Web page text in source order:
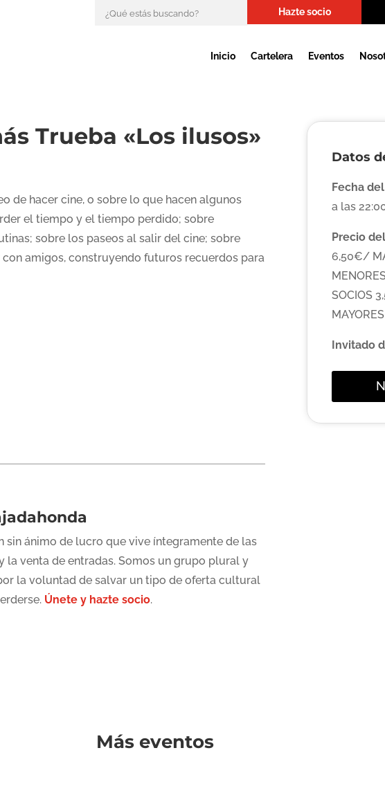
Hazte socio
Inicio Cartelera Eventos
Trueba «Los ilusos»
de hacer cine, o sobre lo que hacen algunos
el tiempo y el tiempo perdido; sobre
sobre los paseos al salir del cine; sobre
amigos, construyendo futuros recuerdos para
Datos
Fecha
a las
Precio
6,50€/
SOCIOS
Invitado
sin ánimo de lucro que vive íntegramente de las
la venta de entradas. Somos un grupo plural y
la voluntad de salvar un tipo de oferta cultural
Únete y hazte socio.
Más eventos